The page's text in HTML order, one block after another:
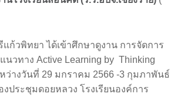
แก้วพิทยา ได้เข้าศึกษาดูงาน การจัดการ
นวทาง Active Learning by Thinking
ว่างวันที่ 29 มกราคม 2566 -3 กุมภาพันธ์
ประชุมดอยหลวง โรงเรียนองค์การ